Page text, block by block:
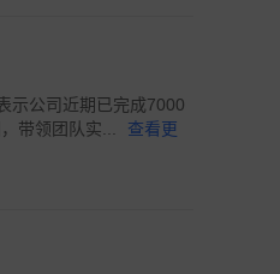
示公司近期已完成7000
带领团队实...
查看更